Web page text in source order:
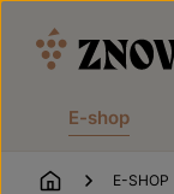
E-shop
ÚVOD
E-SHOP